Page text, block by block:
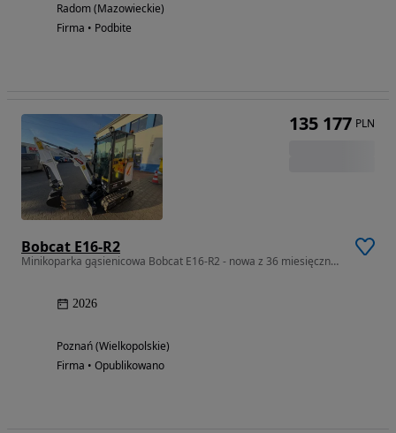
Radom (Mazowieckie)
Firma • Podbite
Bobcat E16-R2
Minikoparka gąsienicowa Bobcat E16-R2 - nowa z 36 miesięczną gwarancją
2026
Poznań (Wielkopolskie)
Firma • Opublikowano
135 177 PLN